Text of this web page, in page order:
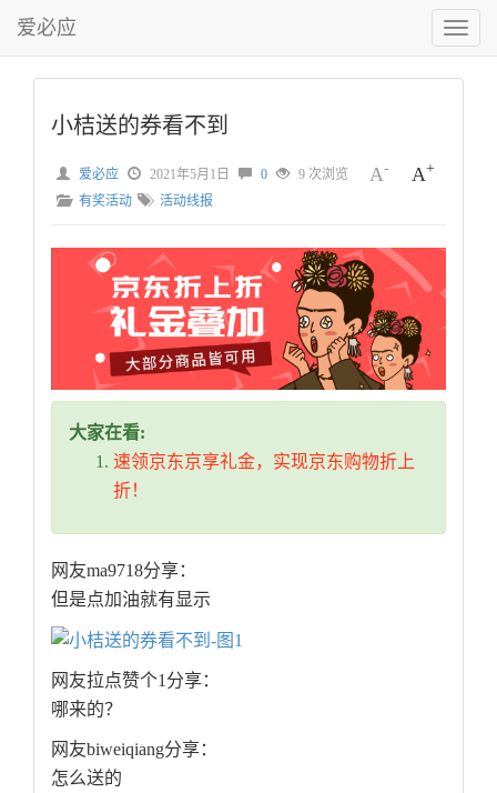
切
换
菜
爱必应
小桔送的券看不到
A- A+
爱必应 2021年5月1日 0
9 次浏览
有奖活动
活动线报
大家在看:
速领京东京享礼金，实现京东购物折上
折！
网友ma9718分享：
但是点加油就有显示
网友拉点赞个1分享：
哪来的？
网友biweiqiang分享：
怎么送的